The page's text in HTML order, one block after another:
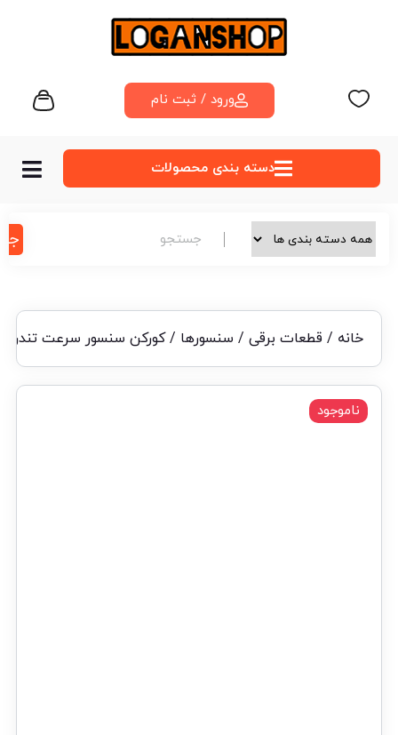
ورود / ثبت نام
دسته‌ بندی محصولات
خانه / قطعات برقی/ سنسورها / کورکن سنسور سرعت تندر ۹۰ ساندرو
ناموجود